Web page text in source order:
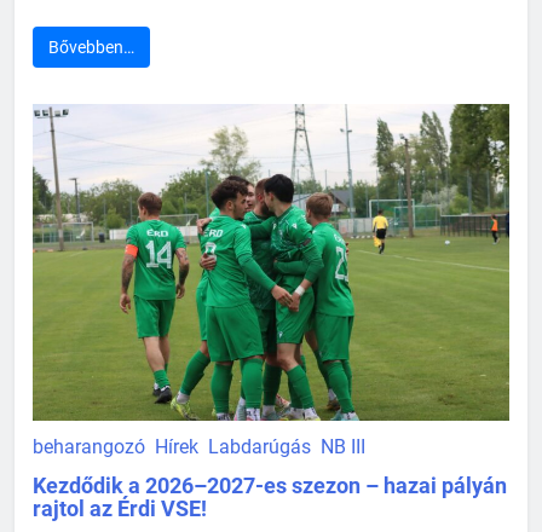
Bővebben…
beharangozó Hírek Labdarúgás NB III
Kezdődik a 2026–2027-es szezon – hazai pályán
rajtol az Érdi VSE!